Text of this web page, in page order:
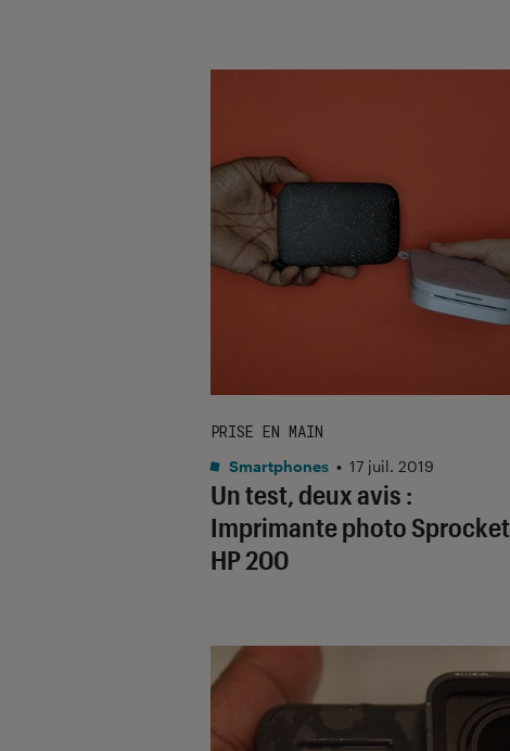
Un test, deux avis :
Imprimante photo Sprocket
HP 200
PRISE EN MAIN
Smartphones • 17 juil. 2019